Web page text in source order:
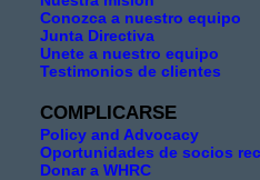
Conozca a nuestro equipo
Junta Directiva
Unete a nuestro equipo
Testimonios de clientes
COMPLICARSE
Policy and Advocacy
Oportunidades de socios
Donar a WHRC